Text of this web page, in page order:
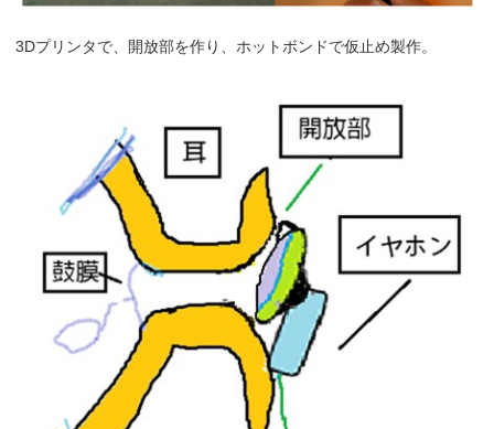
3Dプリンタで、開放部を作り、ホットボンドで仮止め製作。